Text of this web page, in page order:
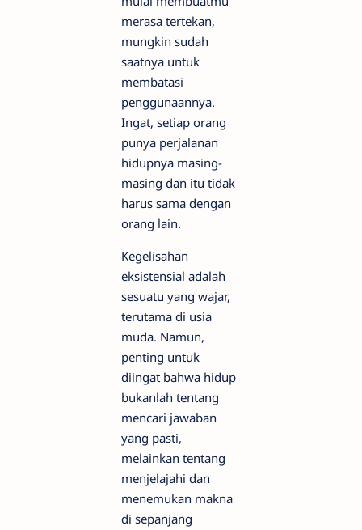
merasa tertekan,
mungkin sudah
saatnya untuk
membatasi
penggunaannya.
Ingat, setiap orang
punya perjalanan
hidupnya masing-
masing dan itu tidak
harus sama dengan
orang lain.
Kegelisahan
eksistensial adalah
sesuatu yang wajar,
terutama di usia
muda. Namun,
penting untuk
diingat bahwa hidup
bukanlah tentang
mencari jawaban
yang pasti,
melainkan tentang
menjelajahi dan
menemukan makna
di sepanjang